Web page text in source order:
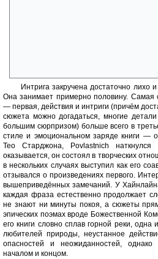
Интрига закручена достаточно
Она занимает примерно половину. Самая
— первая, действия и интриги (причём
сюжета можно догадаться, многие
большим сюрпризом) больше всего в
стиле и эмоциональном заряде книги —
Тео Старджона, Povlastnich
оказывается, он состоял в творческих
в нескольких случаях выступил как его
отзывался о произведениях первого.
вышеприведённых замечаний. У
каждая фраза естественно продолжает
не знают ни минуты покоя, а сюжеты
эпических поэмах вроде Божественной
его книги словно сплав горной реки,
любителей природы, неустанное
опасностей и неожиданностей,
началом и концом.